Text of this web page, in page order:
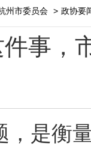
州市委员会 > 政协要
事，
是衡